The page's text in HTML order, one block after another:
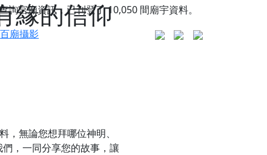
緣的信仰
詢宮廟資訊，已刊登了10,050 間廟宇資料。
百廟攝影
，無論您想拜哪位神明、
，一同分享您的故事，讓